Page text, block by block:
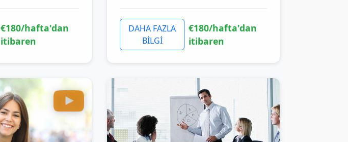
€180/hafta'dan
itibaren
DAHA FAZLA
BİLGİ
€180/hafta'dan
itibaren